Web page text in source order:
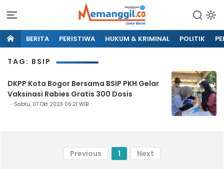
BERITA PERISTIWA HUKUM & KRIMINAL POLITIK
TAG: BSIP
DKPP Kota Bogor Bersama BSIP PKH Gelar
Vaksinasi Rabies Gratis 300 Dosis
Sabtu, 07 Okt 2023 06:21 WIB
Previous 1 Next